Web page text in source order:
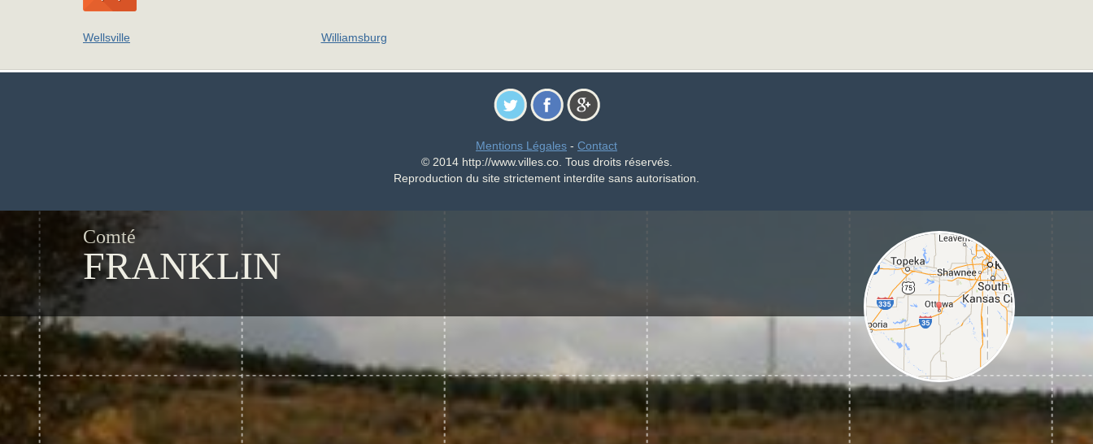
Wellsville Williamsburg
Mentions Légales - Contact
© 2014 http://www.villes.co. Tous droits réservés.
Reproduction du site strictement interdite sans autorisation.
Comté
FRANKLIN